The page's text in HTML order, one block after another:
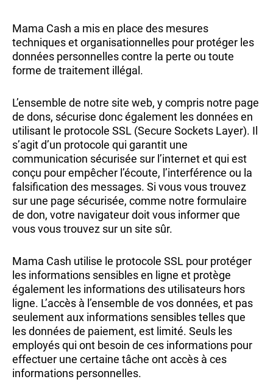
Mama Cash a mis en place des mesures
techniques et organisationnelles pour protéger les
données personnelles contre la perte ou toute
forme de traitement illégal.
L’ensemble de notre site web, y compris notre page
de dons, sécurise donc également les données en
utilisant le protocole SSL (Secure Sockets Layer). Il
s’agit d’un protocole qui garantit une
communication sécurisée sur l’internet et qui est
conçu pour empêcher l’écoute, l’interférence ou la
falsification des messages. Si vous vous trouvez
sur une page sécurisée, comme notre formulaire
de don, votre navigateur doit vous informer que
vous vous trouvez sur un site sûr.
Mama Cash utilise le protocole SSL pour protéger
les informations sensibles en ligne et protège
également les informations des utilisateurs hors
ligne. L’accès à l’ensemble de vos données, et pas
seulement aux informations sensibles telles que
les données de paiement, est limité. Seuls les
employés qui ont besoin de ces informations pour
effectuer une certaine tâche ont accès à ces
informations personnelles.